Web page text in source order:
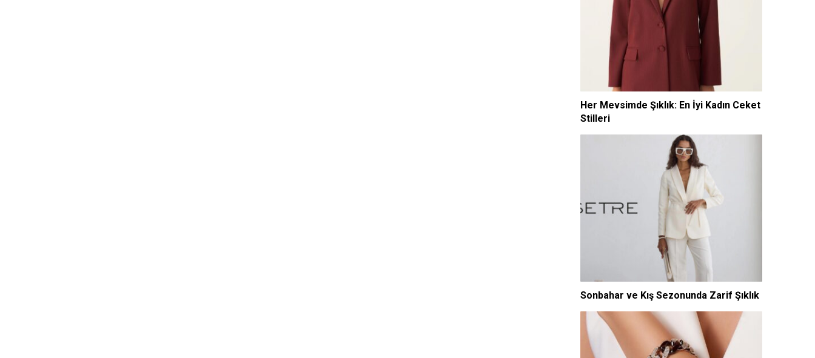
Her Mevsimde Şıklık: En İyi Kadın Ceket
Stilleri
Sonbahar ve Kış Sezonunda Zarif Şıklık